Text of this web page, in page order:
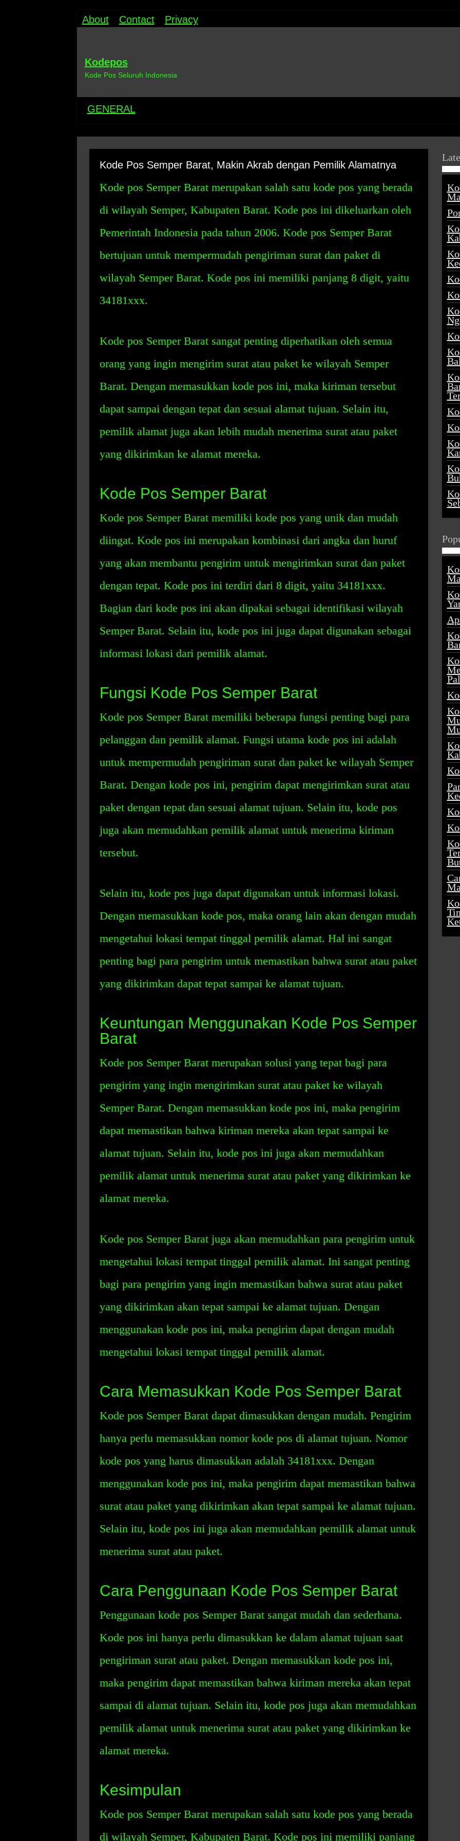
About Contact Privacy
Kodepos
Kode Pos Seluruh Indonesia
GENERAL
Kode Pos Semper Barat, Makin Akrab dengan Pemilik Alamatnya
Kode pos Semper Barat merupakan salah satu kode pos yang berada
di wilayah Semper, Kabupaten Barat. Kode pos ini dikeluarkan oleh
Pemerintah Indonesia pada tahun 2006. Kode pos Semper Barat
bertujuan untuk mempermudah pengiriman surat dan paket di
wilayah Semper Barat. Kode pos ini memiliki panjang 8 digit, yaitu
34181xxx.
Kode pos Semper Barat sangat penting diperhatikan oleh semua
orang yang ingin mengirim surat atau paket ke wilayah Semper
Barat. Dengan memasukkan kode pos ini, maka kiriman tersebut
dapat sampai dengan tepat dan sesuai alamat tujuan. Selain itu,
pemilik alamat juga akan lebih mudah menerima surat atau paket
yang dikirimkan ke alamat mereka.
Kode Pos Semper Barat
Kode pos Semper Barat memiliki kode pos yang unik dan mudah
diingat. Kode pos ini merupakan kombinasi dari angka dan huruf
yang akan membantu pengirim untuk mengirimkan surat dan paket
dengan tepat. Kode pos ini terdiri dari 8 digit, yaitu 34181xxx.
Bagian dari kode pos ini akan dipakai sebagai identifikasi wilayah
Semper Barat. Selain itu, kode pos ini juga dapat digunakan sebagai
informasi lokasi dari pemilik alamat.
Fungsi Kode Pos Semper Barat
Kode pos Semper Barat memiliki beberapa fungsi penting bagi para
pelanggan dan pemilik alamat. Fungsi utama kode pos ini adalah
untuk mempermudah pengiriman surat dan paket ke wilayah Semper
Barat. Dengan kode pos ini, pengirim dapat mengirimkan surat atau
paket dengan tepat dan sesuai alamat tujuan. Selain itu, kode pos
juga akan memudahkan pemilik alamat untuk menerima kiriman
tersebut.
Selain itu, kode pos juga dapat digunakan untuk informasi lokasi.
Dengan memasukkan kode pos, maka orang lain akan dengan mudah
mengetahui lokasi tempat tinggal pemilik alamat. Hal ini sangat
penting bagi para pengirim untuk memastikan bahwa surat atau paket
yang dikirimkan dapat tepat sampai ke alamat tujuan.
Keuntungan Menggunakan Kode Pos Semper
Barat
Kode pos Semper Barat merupakan solusi yang tepat bagi para
pengirim yang ingin mengirimkan surat atau paket ke wilayah
Semper Barat. Dengan memasukkan kode pos ini, maka pengirim
dapat memastikan bahwa kiriman mereka akan tepat sampai ke
alamat tujuan. Selain itu, kode pos ini juga akan memudahkan
pemilik alamat untuk menerima surat atau paket yang dikirimkan ke
alamat mereka.
Kode pos Semper Barat juga akan memudahkan para pengirim untuk
mengetahui lokasi tempat tinggal pemilik alamat. Ini sangat penting
bagi para pengirim yang ingin memastikan bahwa surat atau paket
yang dikirimkan akan tepat sampai ke alamat tujuan. Dengan
menggunakan kode pos ini, maka pengirim dapat dengan mudah
mengetahui lokasi tempat tinggal pemilik alamat.
Cara Memasukkan Kode Pos Semper Barat
Kode pos Semper Barat dapat dimasukkan dengan mudah. Pengirim
hanya perlu memasukkan nomor kode pos di alamat tujuan. Nomor
kode pos yang harus dimasukkan adalah 34181xxx. Dengan
menggunakan kode pos ini, maka pengirim dapat memastikan bahwa
surat atau paket yang dikirimkan akan tepat sampai ke alamat tujuan.
Selain itu, kode pos ini juga akan memudahkan pemilik alamat untuk
menerima surat atau paket.
Cara Penggunaan Kode Pos Semper Barat
Penggunaan kode pos Semper Barat sangat mudah dan sederhana.
Kode pos ini hanya perlu dimasukkan ke dalam alamat tujuan saat
pengiriman surat atau paket. Dengan memasukkan kode pos ini,
maka pengirim dapat memastikan bahwa kiriman mereka akan tepat
sampai di alamat tujuan. Selain itu, kode pos juga akan memudahkan
pemilik alamat untuk menerima surat atau paket yang dikirimkan ke
alamat mereka.
Kesimpulan
Kode pos Semper Barat merupakan salah satu kode pos yang berada
di wilayah Semper, Kabupaten Barat. Kode pos ini memiliki panjang